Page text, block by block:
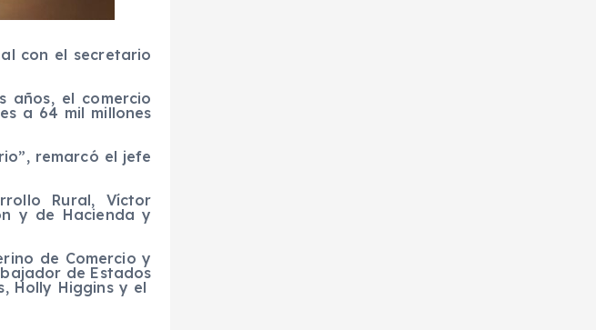
con el secretario
años, el comercio
a 64 mil millones
remarcó el jefe
Rural, Víctor
y de Hacienda y
de Comercio y
de Estados
Holly Higgins y el